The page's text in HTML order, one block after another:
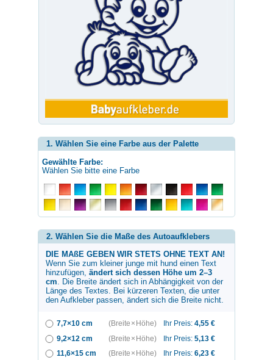
1. Wählen Sie eine Farbe aus der Palette
Gewählte Farbe:
Wählen Sie bitte eine Farbe
2. Wählen Sie die Maße des Autoaufklebers
DIE MAßE GEBEN WIR STETS OHNE TEXT AN!
Wenn Sie zum kleiner junge mit hund einen Text
hinzufügen, ändert sich dessen Höhe um 2–3
cm . Die Breite ändert sich in Abhängigkeit von der
Länge des Textes. Bei kürzeren Texten, die unter
den Aufkleber passen, ändert sich die Breite nicht.
7,7×10 cm (Breite × Höhe) Ihr Preis: 4,55 €
9,2×12 cm
(Breite × Höhe) Ihr Preis: 5,13 €
11,6×15 cm
(Breite × Höhe) Ihr Preis: 6,23 €